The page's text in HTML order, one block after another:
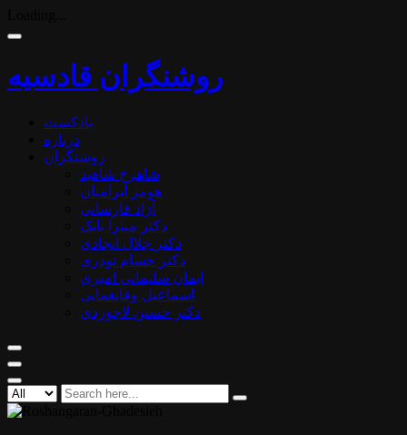
روشنگران قادسیه
پادکست
درباره
روشنگران
شاهرخ شاهید
هومر آبرامیان
آزاد فارسانی
دکتر میترا بابک
دکتر جلال ایجادی
دکتر حسام نوذری
ایمان سلیمانی امیری
اسماعیل وفایغمایی
دکتر حسین لاجوردی